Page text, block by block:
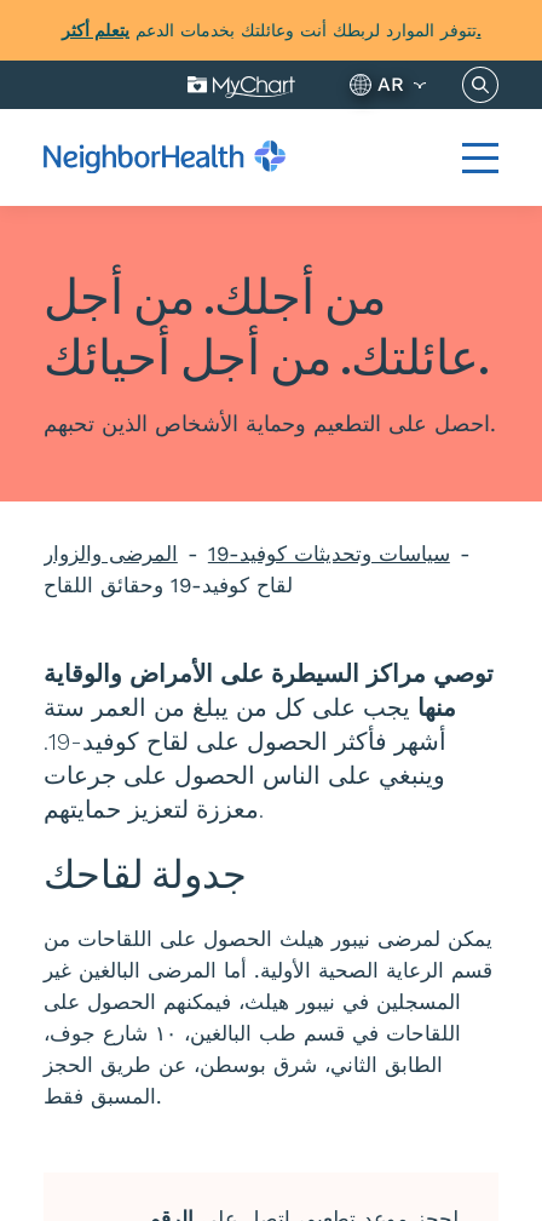
تتوفر الموارد لربطك أنت وعائلتك بخدمات الدعميتعلم أكثر.
AR هنا
من أجلك. من أجل
عائلتك. من أجل أحيائك.
احصل على التطعيم وحماية الأشخاص الذين تحبهم.
المرضى والزوار
سياسات وتحديثات كوفيد-19
لقاح كوفيد-19 وحقائق اللقاح
توصي مراكز السيطرة على الأمراض والوقاية
منها يجب على كل من يبلغ من العمر ستة
أشهر فأكثر الحصول على لقاح كوفيد-19.
وينبغي على الناس الحصول على جرعات
معززة لتعزيز حمايتهم.
جدولة لقاحك
يمكن لمرضى نيبور هيلث الحصول على اللقاحات من
قسم الرعاية الصحية الأولية. أما المرضى البالغين غير
المسجلين في نيبور هيلث، فيمكنهم الحصول على
اللقاحات في قسم طب البالغين، ١٠ شارع جوف،
الطابق الثاني، شرق بوسطن، عن طريق الحجز
المسبق فقط.